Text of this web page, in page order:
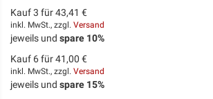
Kauf 3 für43,41 €
inkl. MwSt., zzgl. Versand
jeweils und spare 10%
Kauf 6 für41,00 €
inkl. MwSt., zzgl. Versand
jeweils und spare 15%